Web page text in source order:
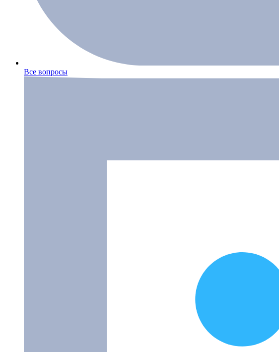
Все вопросы